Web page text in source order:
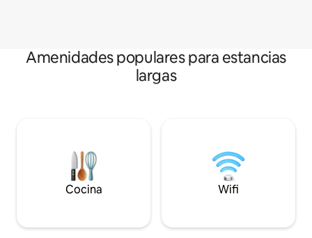
Amenidades populares para estancias
largas
Cocina Wifi